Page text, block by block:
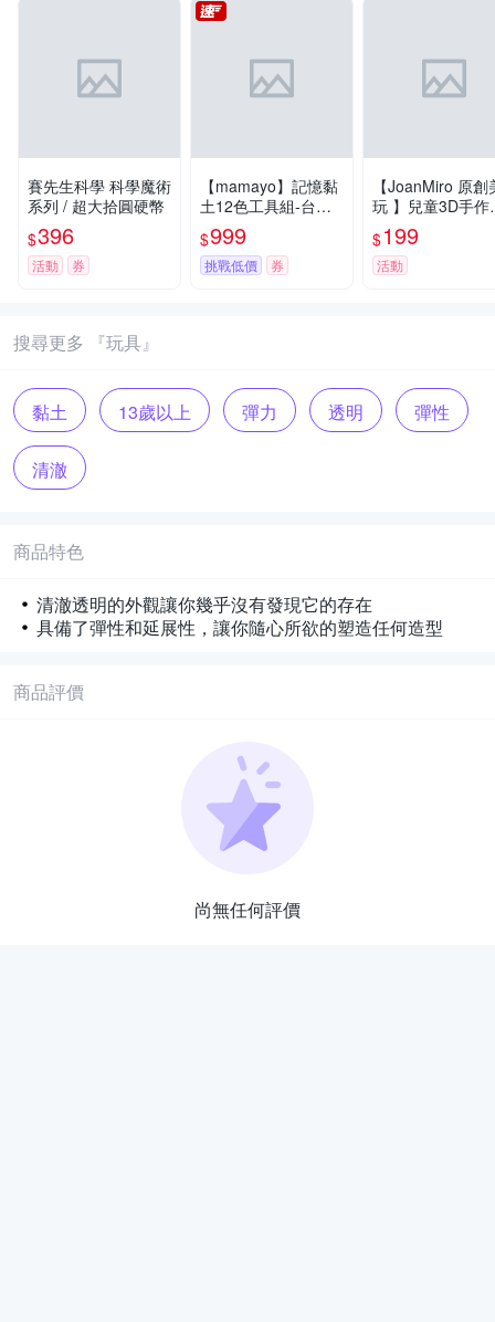
賽先生科學 科學魔術
系列 / 超大拾圓硬幣
$396
活動 券
【mamayo】記憶黏
土12色工具組-台灣
製無毒黏土(含壓
模、牌卡、擬人配件
組、操作手冊)
$999
挑戰低價 券
【JoanMiro 原創
玩 】兒童3D手作
智立體折紙-動物
08374
$199
活動
搜尋更多 『玩具』
黏土 13歲以上 彈力 透明 彈性
清澈
商品特色
清澈透明的外觀讓你幾乎沒有發現它的存在
具備了彈性和延展性，讓你隨心所欲的塑造任何造型
商品評價
尚無任何評價